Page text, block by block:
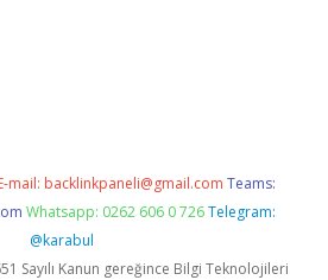
mail: backlinkpaneli@gmail.com Teams:
Whatsapp: 0262 606 0 726 Telegram:
@karabul
Sayılı Kanun gereğince Bilgi Teknolojileri